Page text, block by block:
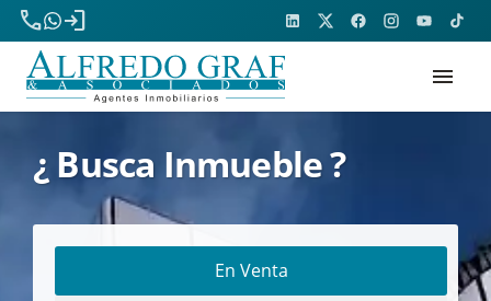
phone
login
menu
¿ Busca Inmueble ?
En Venta